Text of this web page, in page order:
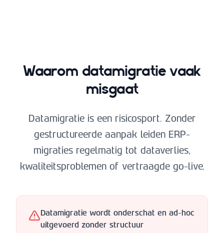
Waarom datamigratie vaak
misgaat
Datamigratie is een risicosport. Zonder
gestructureerde aanpak leiden ERP-
migraties regelmatig tot dataverlies,
kwaliteitsproblemen of vertraagde go-live.
Datamigratie wordt onderschat en ad-hoc
uitgevoerd zonder structuur